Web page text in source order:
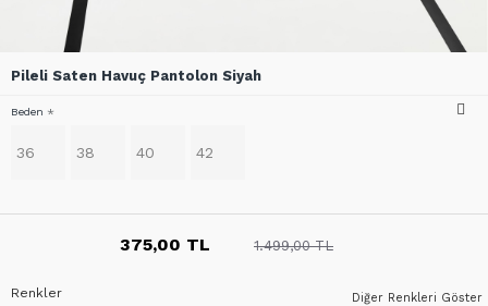
Pileli Saten Havuç Pantolon Siyah
375,00 TL 1.499,00 TL
Beden
36 38 40 42
Diğer Renkleri Göster
Renkler